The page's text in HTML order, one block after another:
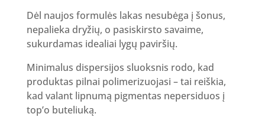
Dėl naujos formulės lakas nesubėga į šonus,
nepalieka dryžių, o pasiskirsto savaime,
sukurdamas idealiai lygų paviršių.
Minimalus dispersijos sluoksnis rodo, kad
produktas pilnai polimerizuojasi – tai reiškia,
kad valant lipnumą pigmentas nepersiduos į
top’o buteliuką.